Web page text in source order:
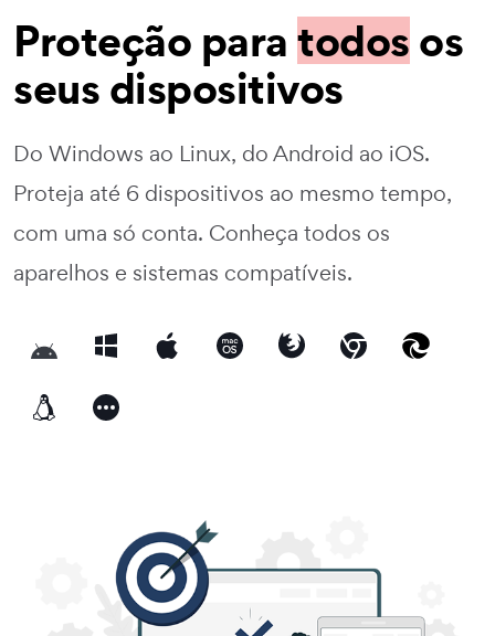
Proteção paratodosos
seus dispositivos
Do Windows ao Linux, do Android ao iOS.
Proteja até 6 dispositivos ao mesmo tempo,
com uma só conta. Conheça todos os
aparelhos e sistemas compatíveis.